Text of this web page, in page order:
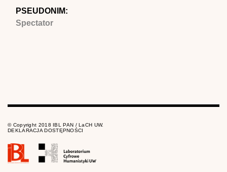
PSEUDONIM:
Spectator
© Copyright 2018 IBL PAN / LaCH UW.
DEKLARACJA DOSTĘPNOŚCI